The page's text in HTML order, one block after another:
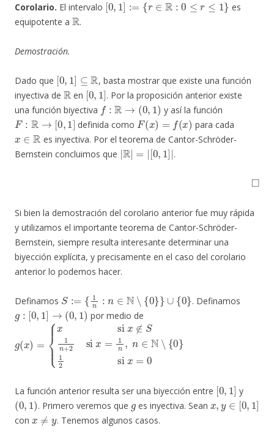
Corolario. El intervalo
es
equipotente a
R
.
Demostración.
Dado que
[0 1] R
, basta mostrar que existe una función
inyectiva de
R
en
[0,1]
. Por la proposición anterior existe
una función biyectiva
f:R→ 0, 1)
y así la función
F:R→[0,1]
definida como
F(x )= f( x)
para cada
x ∈ R
es inyectiva. Por el teorema de Cantor-Schröder-
Bernstein concluimos que
|R|=|
[0,1]|
.
◻
Si bien la demostración del corolario anterior fue muy rápida
y utilizamos el importante teorema de Cantor-Schröder-
Bernstein, siempre resulta interesante determinar una
biyección explícita, y precisamente en el caso del corolario
anterior lo podemos hacer.
Definamos
S:= n :n {0 } ∪{0}
. Definamos
g:[0,1]→( 0,1)
por medio de
( )
x si S n x n N {0 } 2si
La función anterior resulta ser una biyección entre
[ 1]
y
(0 1)
. Primero veremos que
g
es inyectiva. Sean
x ,y∈[ 0
con
x≠y
. Tenemos algunos casos.